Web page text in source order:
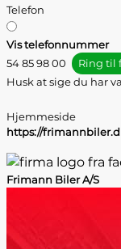
Telefon
Vis telefonnummer
54 85 98 00
Ring til
Husk at sige du har
Hjemmeside
https://
Frimann Biler A/S